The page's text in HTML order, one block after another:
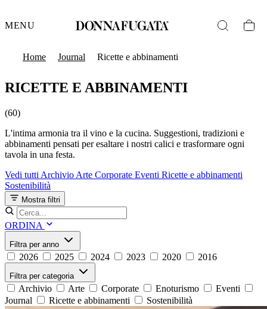
MENU
Home Journal Ricette e abbinamenti
RICETTE E ABBINAMENTI
(60)
L'intima armonia tra il vino e la cucina. Suggestioni, tradizioni e
abbinamenti pensati per esaltare i nostri calici e trasformare ogni
tavola in una festa.
Vedi tutti Archivio Arte Corporate Eventi Ricette e abbinamenti
Sostenibilità
Mostra filtri
ORDINA
Filtra per anno
2026 2025 2024 2023 2020 2016
Filtra per categoria
Archivio Arte Corporate Enoturismo
Eventi
Journal
Ricette e abbinamenti Sostenibilità